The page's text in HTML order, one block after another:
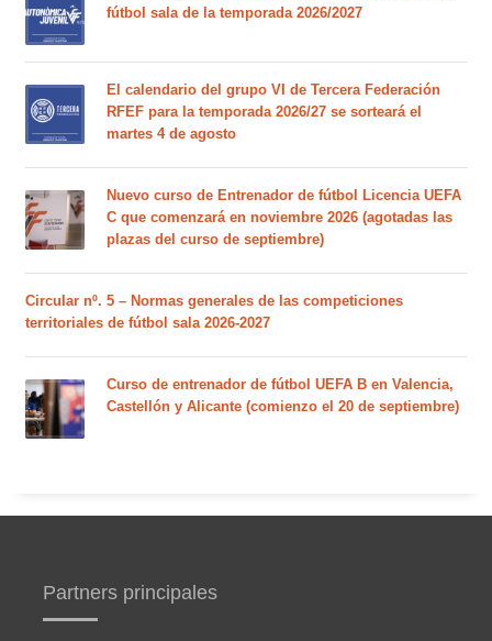
fútbol sala de la temporada 2026/2027
El calendario del grupo VI de Tercera Federación
RFEF para la temporada 2026/27 se sorteará el
martes 4 de agosto
Nuevo curso de Entrenador de fútbol Licencia UEFA
C que comenzará en noviembre 2026 (agotadas las
plazas del curso de septiembre)
Circular nº. 5 – Normas generales de las competiciones
territoriales de fútbol sala 2026-2027
Curso de entrenador de fútbol UEFA B en Valencia,
Castellón y Alicante (comienzo el 20 de septiembre)
Partners principales